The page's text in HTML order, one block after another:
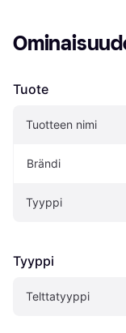
Tuote
Tuotteen nimi
Brändi
Tyyppi
Tyyppi
Telttatyyppi